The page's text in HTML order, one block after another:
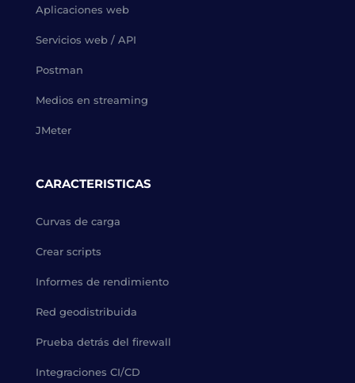
Aplicaciones web
Servicios web / API
Postman
Medios en streaming
JMeter
CARACTERISTICAS
Curvas de carga
Crear scripts
Informes de rendimiento
Red geodistribuida
Prueba detrás del firewall
Integraciones CI/CD